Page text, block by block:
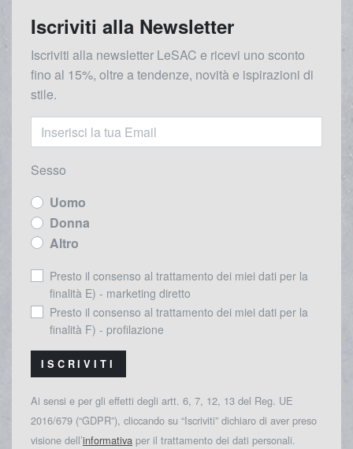
Iscriviti alla Newsletter
Iscriviti alla newsletter LeSAC e ricevi uno sconto
fino al 15%, oltre a tendenze, novità e ispirazioni di
stile.
Sesso
Uomo
Donna
Altro
Presto il consenso al trattamento dei miei dati per la
finalità E) - marketing diretto
Presto il consenso al trattamento dei miei dati per la
finalità F) - profilazione
ISCRIVITI
Ai sensi e per gli effetti degli artt. 6, 7, 12, 13 del Reg. UE
2016/679 (“GDPR”), cliccando su “Iscriviti” dichiaro di aver preso
visione dell’informativa per il trattamento dei dati personali.